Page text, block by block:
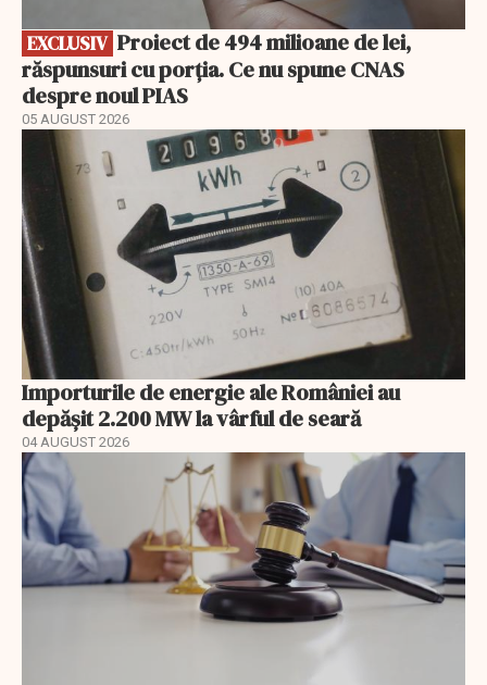
EXCLUSIV
răspunsuri cu porția. Ce nu spune CNAS
despre noul PIAS
05 AUGUST 2026
Importurile de energie ale României au
depășit 2.200 MW la vârful de seară
04 AUGUST 2026